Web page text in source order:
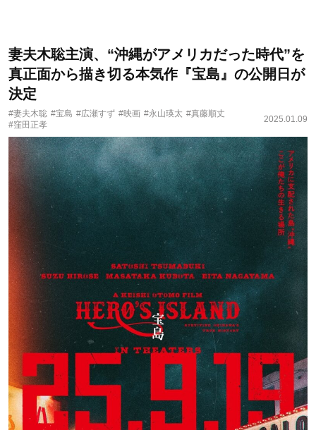
妻夫木聡主演、“沖縄がアメリカだった時代”を
真正面から描き切る本気作『宝島』の公開日が
決定
#妻夫木聡 #宝島 #広瀬すず #映画 #永山瑛太 #真藤順丈
#窪田正孝
2025.01.09